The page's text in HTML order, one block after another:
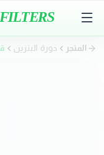
المتجر دورة البنزين